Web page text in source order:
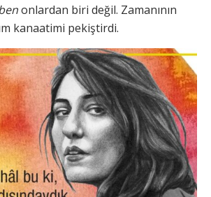
onlardan biri değil. Zamanının
kanaatimi pekiştirdi.